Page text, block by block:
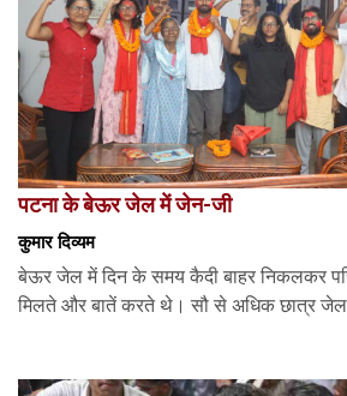
पटना के बेऊर जेल में जेन-जी
कुमार दिव्यम
बेऊर जेल में दिन के समय कैदी बाहर निकलकर
मिलते और बातें करते थे। सौ से अधिक छात्र